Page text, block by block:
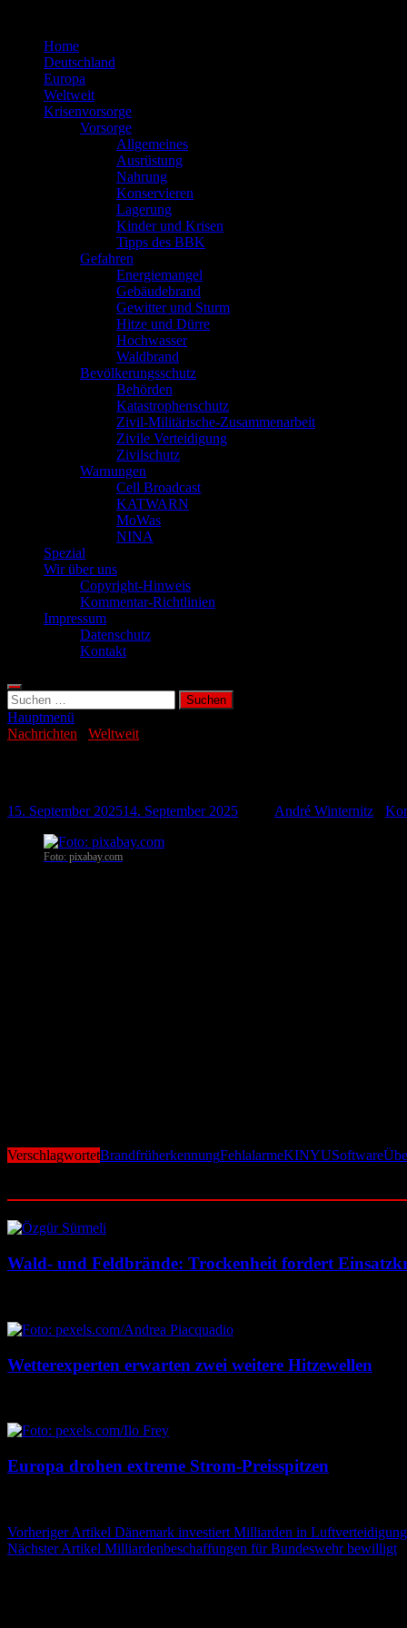
springenHome
Deutschland
Europa
Weltweit
Krisenvorsorge
Vorsorge
Allgemeines
Ausrüstung
Nahrung
Konservieren
Lagerung
Kinder und Krisen
Tipps des BBK
Gefahren
Energiemangel
Gebäudebrand
Gewitter und Sturm
Hitze und Dürre
Hochwasser
Waldbrand
Bevölkerungsschutz
Behörden
Katastrophenschutz
Zivil-Militärische-Zusammenarbeit
Zivile Verteidigung
Zivilschutz
Warnungen
Cell Broadcast
KATWARN
MoWas
NINA
Spezial
Wir über uns
Copyright-Hinweis
Kommentar-Richtlinien
Impressum
Datenschutz
Kontakt
Suchen
nach:
Hauptmenü
Nachrichten
Weltweit
15. September 202514. September 2025 André Winternitz
Foto: pixabay.com
VerschlagwortetBrandfrüherkennungFehlalarmeKINYUSoftware
Wald- und Feldbrände: Trockenheit fordert
Wetterexperten erwarten zwei weitere Hitzewellen
Europa drohen extreme Strom-Preisspitzen
Beitragsnavigation
Vorheriger Artikel Dänemark investiert Milliarden in Luftverteidigung
Nächster Artikel Milliardenbeschaffungen für Bundeswehr bewilligt